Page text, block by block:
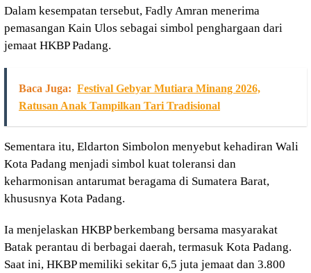
Dalam kesempatan tersebut, Fadly Amran menerima
pemasangan Kain Ulos sebagai simbol penghargaan dari
jemaat HKBP Padang.
Baca Juga: Festival Gebyar Mutiara Minang 2026,
Ratusan Anak Tampilkan Tari Tradisional
Sementara itu, Eldarton Simbolon menyebut kehadiran Wali
Kota Padang menjadi simbol kuat toleransi dan
keharmonisan antarumat beragama di Sumatera Barat,
khususnya Kota Padang.
Ia menjelaskan HKBP berkembang bersama masyarakat
Batak perantau di berbagai daerah, termasuk Kota Padang.
Saat ini, HKBP memiliki sekitar 6,5 juta jemaat dan 3.800